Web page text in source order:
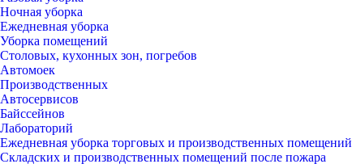
Ночная уборка
Ежедневная уборка
Уборка помещений
Столовых, кухонных зон, погребов
Автомоек
Производственных
Автосервисов
Байссейнов
Лабораторий
Ежедневная уборка торговых и производственных помещений
Складских и производственных помещений после пожара